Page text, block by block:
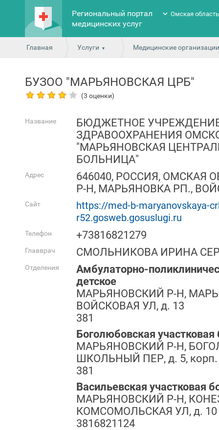
Региональный портал
медицинских услуг
Омская область
Главная Услуги Медицинские
БУЗОО "МАРЬЯНОВСКАЯ ЦРБ"
(3 оценки)
Название
БЮДЖЕТНОЕ
ЗДРАВООХРАНЕНИЯ
"МАРЬЯНОВСКАЯ
БОЛЬНИЦА"
Адрес
646040, РОССИЯ, ОМСКАЯ
Р-Н, МАРЬЯНОВКА РП.,
Сайт
https://med-b-maryanovskaya-
r52.gosweb.gosuslugi.ru
Телефон +73816821279
Главврач СМОЛЬНИКОВА ИРИНА
Отделения
Амбулаторно-
детское
МАРЬЯНОВСКИЙ Р-Н,
ВОЙСКОВАЯ УЛ, д. 13
381
Боголюбовская участковая
МАРЬЯНОВСКИЙ Р-Н,
ШКОЛЬНЫЙ ПЕР, д. 5,
381
Васильевская участковая
МАРЬЯНОВСКИЙ Р-Н,
КОМСОМОЛЬСКАЯ УЛ, д. 10
3816821124